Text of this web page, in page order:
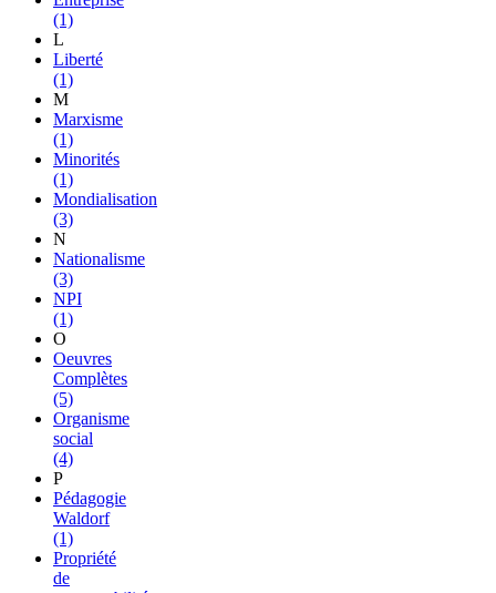
(1)
L
Liberté
(1)
M
Marxisme
(1)
Minorités
(1)
Mondialisation
(3)
N
Nationalisme
(3)
NPI
(1)
O
Oeuvres
Complètes
(5)
Organisme
social
(4)
P
Pédagogie
Waldorf
(1)
Propriété
de